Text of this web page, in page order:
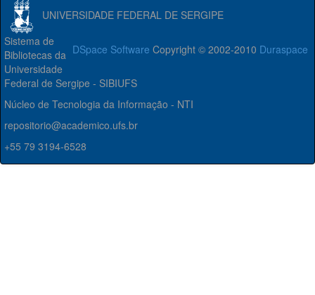
UNIVERSIDADE FEDERAL DE SERGIPE
DSpace Software Copyright © 2002-2010 Duraspace
Sistema de
Bibliotecas da
Universidade
Federal de Sergipe - SIBIUFS
Núcleo de Tecnologia da Informação - NTI
repositorio@academico.ufs.br
+55 79 3194-6528